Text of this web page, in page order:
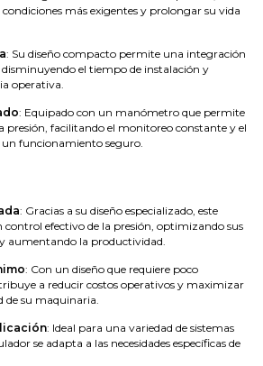
más exigentes y prolongar su vida
: Su diseño compacto permite una integración
disminuyendo el tiempo de instalación y
operativa.
: Equipado con un manómetro que permite
presión, facilitando el monitoreo constante y el
un funcionamiento seguro.
: Gracias a su diseño especializado, este
control efectivo de la presión, optimizando sus
aumentando la productividad.
: Con un diseño que requiere poco
a reducir costos operativos y maximizar
de su maquinaria.
: Ideal para una variedad de sistemas
se adapta a las necesidades específicas de